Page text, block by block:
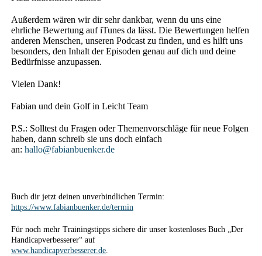
Außerdem wären wir dir sehr dankbar, wenn du uns eine
ehrliche Bewertung auf iTunes da lässt. Die Bewertungen helfen
anderen Menschen, unseren Podcast zu finden, und es hilft uns
besonders, den Inhalt der Episoden genau auf dich und deine
Bedürfnisse anzupassen.
Vielen Dank!
Fabian und dein Golf in Leicht Team
P.S.: Solltest du Fragen oder Themenvorschläge für neue Folgen
haben, dann schreib sie uns doch einfach
an: hallo@fabianbuenker.de
Buch dir jetzt deinen unverbindlichen Termin:
https://www.fabianbuenker.de/termin
Für noch mehr Trainingstipps sichere dir unser kostenloses Buch „Der
Handicapverbesserer“ auf
www.handicapverbesserer.de.